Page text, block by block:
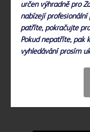
Souprava pro
určen výhradně pro
nabízejí profesionální
patříte, pokračujte
Pokud nepatříte, pak
vyhledávání prosím